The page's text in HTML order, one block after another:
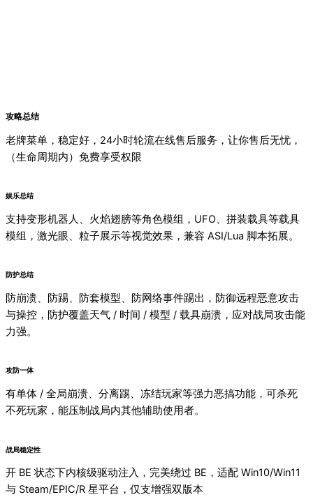
攻略总结
老牌菜单，稳定好，24小时轮流在线售后服务，让你售后无忧，
（生命周期内）免费享受权限
娱乐总结
支持变形机器人、火焰翅膀等角色模组，UFO、拼装载具等载具
模组，激光眼、粒子展示等视觉效果，兼容 ASI/Lua 脚本拓展。
防护总结
防崩溃、防踢、防套模型、防网络事件踢出，防御远程恶意攻击
与操控，防护覆盖天气 / 时间 / 模型 / 载具崩溃，应对战局攻击能
力强。
攻防一体
有单体 / 全局崩溃、分离踢、冻结玩家等强力恶搞功能，可杀死
不死玩家，能压制战局内其他辅助使用者。
战局稳定性
开 BE 状态下内核级驱动注入，完美绕过 BE，适配 Win10/Win11
与 Steam/EPIC/R 星平台，仅支增强双版本